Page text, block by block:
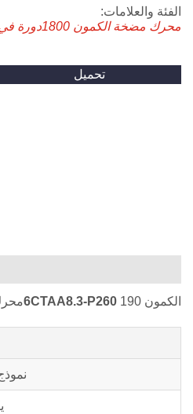
الفئة والعلامات:
محرك مضخة الكمون 1800دورة في الدقيقة
تحميل
الكمون 6CTAA8.3-P260 190محرك مضخة KW@1800 دورة في الدقيقة